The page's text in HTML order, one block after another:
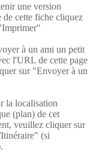
une version
de cette fiche cliquez
à un ami un petit
l'URL de cette page
sur "Envoyer à un
la localisation
(plan) de cet
veuillez cliquer sur
(si